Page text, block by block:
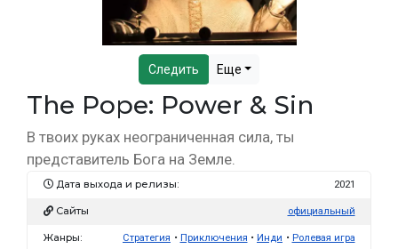
Следить Еще
The Pope: Power & Sin
В твоих руках неограниченная сила, ты
представитель Бога на Земле.
Дата выхода и релизы: 2021
Сайты официальный
Жанры: Стратегия Приключения Инди Ролевая игра